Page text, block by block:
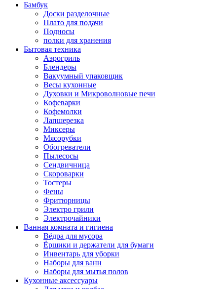
Бамбук
Доски разделочные
Плато для подачи
Подносы
полки для хранения
Бытовая техника
Аэрогриль
Блендеры
Вакуумный упаковщик
Весы кухонные
Духовки и Микроволновые печи
Кофеварки
Кофемолки
Лапшерезка
Миксеры
Мясорубки
Обогреватели
Пылесосы
Сендвичница
Скороварки
Тостеры
Фены
Фритюрницы
Электро грили
Электрочайники
Ванная комната и гигиена
Вёдра для мусора
Ёршики и держатели для бумаги
Инвентарь для уборки
Наборы для ванн
Наборы для мытья полов
Кухонные аксессуары